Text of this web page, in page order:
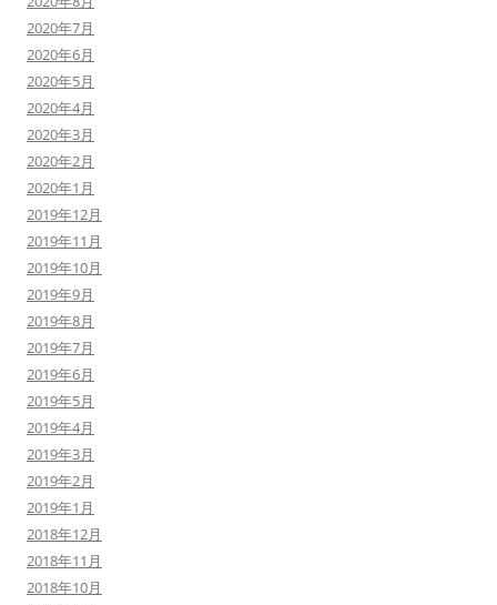
2020年7月
2020年6月
2020年5月
2020年4月
2020年3月
2020年2月
2020年1月
2019年12月
2019年11月
2019年10月
2019年9月
2019年8月
2019年7月
2019年6月
2019年5月
2019年4月
2019年3月
2019年2月
2019年1月
2018年12月
2018年11月
2018年10月